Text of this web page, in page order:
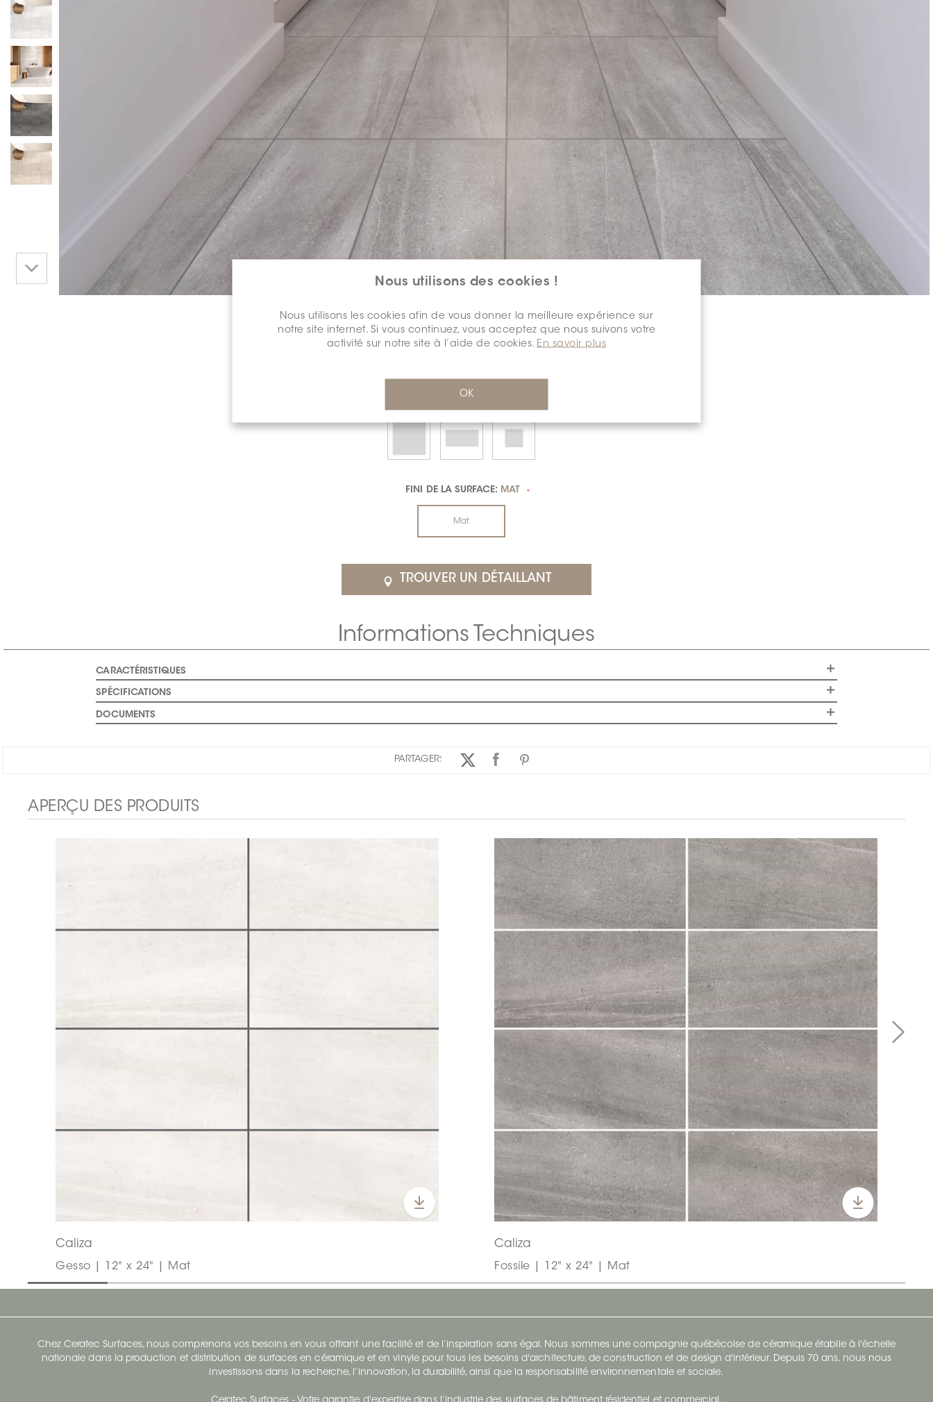
Nous utilisons des cookies !
Nous utilisons les cookies afin de vous donner la meilleure expérience sur
notre site internet. Si vous continuez, vous acceptez que nous suivons votre
activité sur notre site à l’aide de cookies. En savoir plus
OK
SÉLECTIONNEZ UNECOULEUR: *
FINI DE LA SURFACE: MAT *
Mat
TROUVER UN DÉTAILLANT
Informations Techniques
CARACTÉRISTIQUES
SPÉCIFICATIONS
DOCUMENTS
PARTAGER:
APERÇU DES PRODUITS
Caliza
Gesso | 12" x 24" | Mat
Caliza
Fossile | 12" x 24" | Mat
Chez Ceratec Surfaces, nous comprenons vos besoins en vous offrant une facilité et de l’inspiration sans égal. Nous sommes une compagnie québécoise de céramique établie à l'échelle
nationale dans la production et distribution de surfaces en céramique et en vinyle pour tous les besoins d'architecture, de construction et de design d'intérieur. Depuis 70 ans, nous nous
investissons dans la recherche, l’innovation, la durabilité, ainsi que la responsabilité environnementale et sociale.